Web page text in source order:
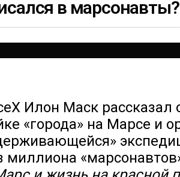
в марсонавты?
Илон Маск рассказал
«города» на Марсе и
миллиона